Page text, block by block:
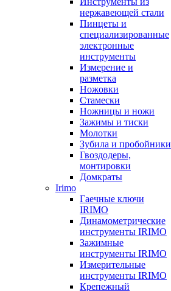
нержавеющей стали
Пинцеты и
специализированные
электронные
инструменты
Измерение и
разметка
Ножовки
Стамески
Ножницы и ножи
Зажимы и тиски
Молотки
Зубила и пробойники
Гвоздодеры,
монтировки
Домкраты
Irimo
Гаечные ключи
IRIMO
Динамометрические
инструменты IRIMO
Зажимные
инструменты IRIMO
Измерительные
инструменты IRIMO
Крепежный